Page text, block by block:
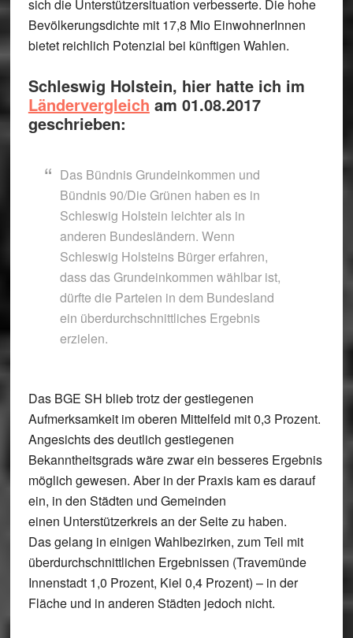
sich die Unterstützersituation verbesserte. Die hohe
Bevölkerungsdichte mit 17,8 Mio EinwohnerInnen
bietet reichlich Potenzial bei künftigen Wahlen.
Schleswig Holstein, hier hatte ich im
Ländervergleich am 01.08.2017
geschrieben:
Das Bündnis Grundeinkommen und
Bündnis 90/Die Grünen haben es in
Schleswig Holstein leichter als in
anderen Bundesländern. Wenn
Schleswig Holsteins Bürger erfahren,
dass das Grundeinkommen wählbar ist,
dürfte die Parteien in dem Bundesland
ein überdurchschnittliches Ergebnis
erzielen.
Das BGE SH blieb trotz der gestiegenen
Aufmerksamkeit im oberen Mittelfeld mit 0,3 Prozent.
Angesichts des deutlich gestiegenen
Bekanntheitsgrads wäre zwar ein besseres Ergebnis
möglich gewesen. Aber in der Praxis kam es darauf
ein, in den Städten und Gemeinden
einen Unterstützerkreis an der Seite zu haben.
Das gelang in einigen Wahlbezirken, zum Teil mit
überdurchschnittlichen Ergebnissen (Travemünde
Innenstadt 1,0 Prozent, Kiel 0,4 Prozent) – in der
Fläche und in anderen Städten jedoch nicht.